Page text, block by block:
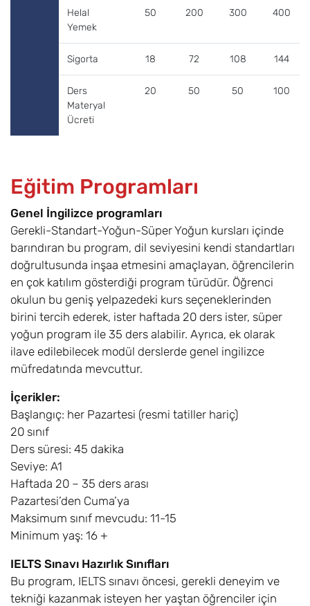
Helal
Yemek
50 200 300 400
Sigorta 18 72 108 144
Ders
Materyal
Ücreti
20 50 50 100
Eğitim Programları
Genel İngilizce programları
Gerekli-Standart-Yoğun-Süper Yoğun kursları içinde
barındıran bu program, dil seviyesini kendi standartları
doğrultusunda inşaa etmesini amaçlayan, öğrencilerin
en çok katılım gösterdiği program türüdür. Öğrenci
okulun bu geniş yelpazedeki kurs seçeneklerinden
birini tercih ederek, ister haftada 20 ders ister, süper
yoğun program ile 35 ders alabilir. Ayrıca, ek olarak
ilave edilebilecek modül derslerde genel ingilizce
müfredatında mevcuttur.
İçerikler:
Başlangıç: her Pazartesi (resmi tatiller hariç)
20 sınıf
Ders süresi: 45 dakika
Seviye: A1
Haftada 20 – 35 ders arası
Pazartesi’den Cuma’ya
Maksimum sınıf mevcudu: 11-15
Minimum yaş: 16 +
IELTS Sınavı Hazırlık Sınıfları
Bu program, IELTS sınavı öncesi, gerekli deneyim ve
tekniği kazanmak isteyen her yaştan öğrenciler için